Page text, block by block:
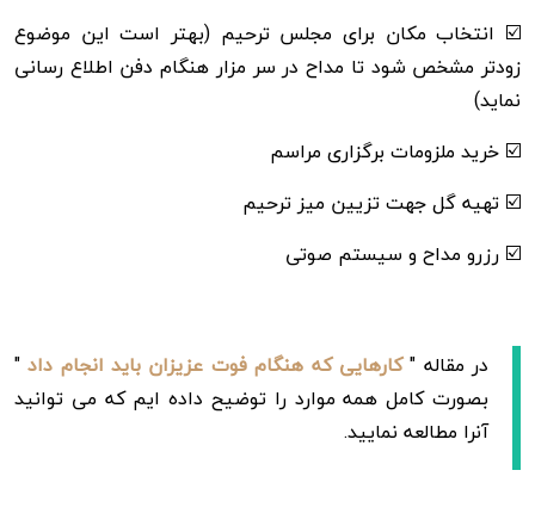
☑️ انتخاب مکان برای مجلس ترحیم (بهتر است این موضوع
زودتر مشخص شود تا مداح در سر مزار هنگام دفن اطلاع رسانی
نماید)
☑️ خرید ملزومات برگزاری مراسم
☑️ تهیه گل جهت تزیین میز ترحیم
☑️ رزرو مداح و سیستم صوتی
در مقاله "کارهایی که هنگام فوت عزیزان باید انجام داد"
بصورت کامل همه موارد را توضیح داده ایم که می توانید
آنرا مطالعه نمایید.